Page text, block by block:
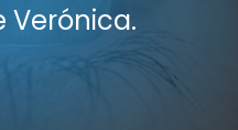
Verónica.